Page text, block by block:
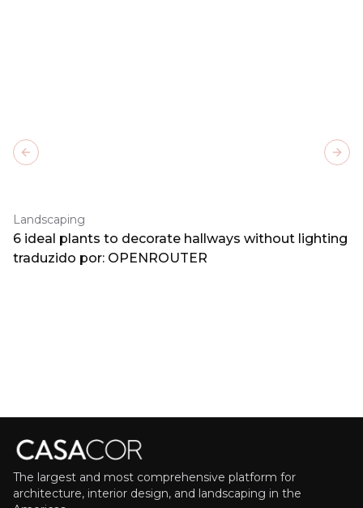
Landscaping
6 ideal plants to decorate hallways without lighting
traduzido por: OPENROUTER
Previous slide
The largest and most comprehensive platform for
architecture, interior design, and landscaping in the